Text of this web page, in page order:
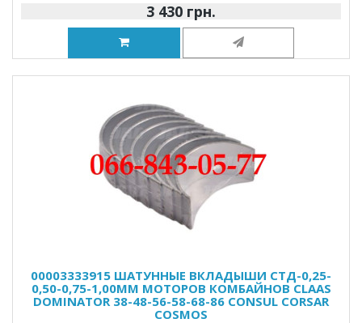
3 430 грн.
00003333915 ШАТУННЫЕ ВКЛАДЫШИ СТД-0,25-
0,50-0,75-1,00ММ МОТОРОВ КОМБАЙНОВ CLAAS
DOMINATOR 38-48-56-58-68-86 CONSUL CORSAR
COSMOS